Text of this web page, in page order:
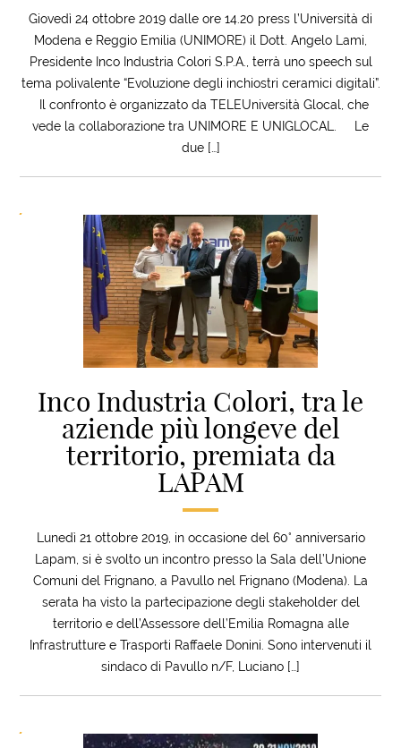
Giovedì 24 ottobre 2019 dalle ore 14.20 press l’Università di
Modena e Reggio Emilia (UNIMORE) il Dott. Angelo Lami,
Presidente Inco Industria Colori S.P.A., terrà uno speech sul
tema polivalente “Evoluzione degli inchiostri ceramici digitali”.
Il confronto è organizzato da TELEUniversità Glocal, che
vede la collaborazione tra UNIMORE E UNIGLOCAL. Le
due […]
Inco Industria Colori, tra le
aziende più longeve del
territorio, premiata da
LAPAM
Lunedì 21 ottobre 2019, in occasione del 60° anniversario
Lapam, si è svolto un incontro presso la Sala dell’Unione
Comuni del Frignano, a Pavullo nel Frignano (Modena). La
serata ha visto la partecipazione degli stakeholder del
territorio e dell’Assessore dell’Emilia Romagna alle
Infrastrutture e Trasporti Raffaele Donini. Sono intervenuti il
sindaco di Pavullo n/F, Luciano […]